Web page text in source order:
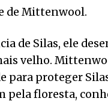
de Mittenwool.
de Silas, ele
velho.
para proteger
pela floresta,